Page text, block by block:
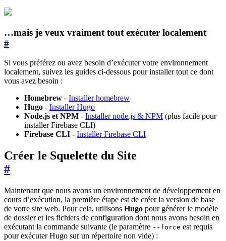
…mais je veux vraiment tout exécuter localement
#
Si vous préférez ou avez besoin d’exécuter votre environnement
localement, suivez les guides ci-dessous pour installer tout ce dont
vous avez besoin :
Homebrew - Installer homebrew
Hugo - Installer Hugo
Node.js et NPM - Installer node.js & NPM (plus facile pour
installer Firebase CLI)
Firebase CLI - Installer Firebase CLI
Créer le Squelette du Site
#
Maintenant que nous avons un environnement de développement en
cours d’exécution, la première étape est de créer la version de base
de votre site web. Pour cela, utilisons Hugo pour générer le modèle
de dossier et les fichiers de configuration dont nous avons besoin en
exécutant la commande suivante (le paramètre --force est requis
pour exécuter Hugo sur un répertoire non vide) :